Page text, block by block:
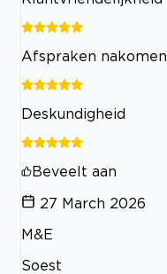
Afspraken nakomen
Deskundigheid
Beveelt aan
27 March 2026
M&E
Soest